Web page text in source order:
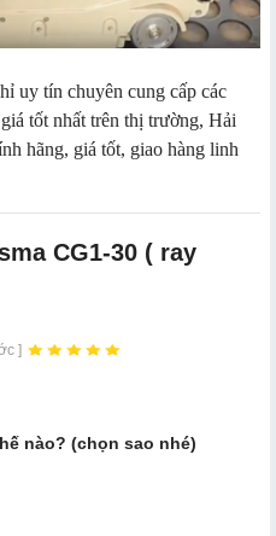
uy tín chuyên cung cấp các
tốt nhất trên thị trường, Hải
hãng, giá tốt, giao hàng linh
CG1-30 ( ray
]
nào? (chọn sao nhé)